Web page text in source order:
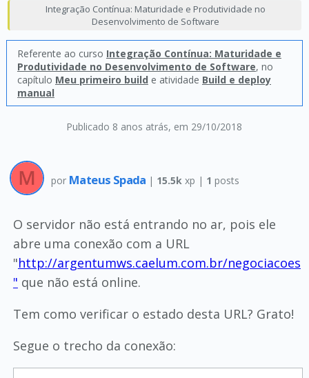
Publicado 8 anos atrás, em 29/10/2018
Integração Contínua: Maturidade e Produtividade no
Desenvolvimento de Software
Referente ao curso Integração Contínua: Maturidade e
Produtividade no Desenvolvimento de Software, no
capítulo Meu primeiro build e atividade Build e deploy
manual
por Mateus Spada | 15.5k xp | 1 posts
O servidor não está entrando no ar, pois ele
abre uma conexão com a URL
"http://argentumws.caelum.com.br/negociacoes
" que não está online.
Tem como verificar o estado desta URL? Grato!
Segue o trecho da conexão: